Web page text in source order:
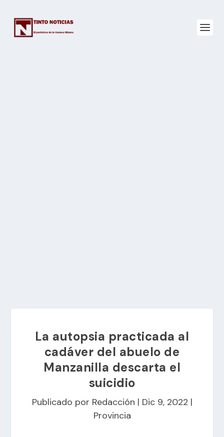
La autopsia practicada al
cadáver del abuelo de
Manzanilla descarta el
suicidio
Publicado por Redacción | Dic 9, 2022 |
Provincia